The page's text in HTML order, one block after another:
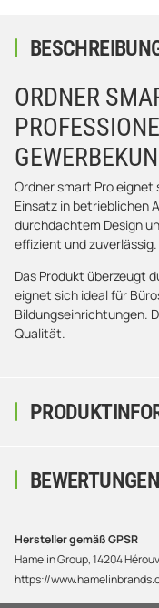
ORDNER
Ordner smart Pro
Einsatz in betrieblichen
durchdachtem Design
effizient und zuverlässig.
Das Produkt überzeugt
eignet sich ideal für
Bildungseinrichtungen.
Qualität.
BEWERTUNGEN
Hersteller gemäß GPSR
Hamelin Group, 14204
https://